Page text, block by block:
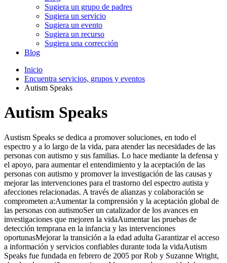
Sugiera un grupo de padres
Sugiera un servicio
Sugiera un evento
Sugiera un recurso
Sugiera una corrección
Blog
Inicio
Encuentra servicios, grupos y eventos
Autism Speaks
Autism Speaks
Austism Speaks se dedica a promover soluciones, en todo el
espectro y a lo largo de la vida, para atender las necesidades de las
personas con autismo y sus familias. Lo hace mediante la defensa y
el apoyo, para aumentar el entendimiento y la aceptación de las
personas con autismo y promover la investigación de las causas y
mejorar las intervenciones para el trastorno del espectro autista y
afecciones relacionadas. A través de alianzas y colaboración se
comprometen a:Aumentar la comprensión y la aceptación global de
las personas con autismoSer un catalizador de los avances en
investigaciones que mejoren la vidaAumentar las pruebas de
detección temprana en la infancia y las intervenciones
oportunasMejorar la transición a la edad adulta Garantizar el acceso
a información y servicios confiables durante toda la vidaAutism
Speaks fue fundada en febrero de 2005 por Rob y Suzanne Wright,